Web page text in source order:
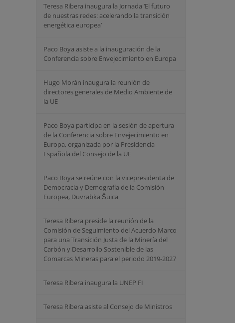
Teresa Ribera inaugura la Jornada ‘El futuro
de nuestras redes: acelerando la transición
energética europea’
Paco Boya asiste a la inauguración de la
Conferencia sobre Envejecimiento en Europa
Hugo Morán inaugura la reunión de
directores generales de Medio Ambiente de
la UE
Paco Boya participa en la sesión de apertura
de la Conferencia sobre Envejecimiento en
Europa, organizada por la Presidencia
Española del Consejo de la UE
Paco Boya se reúne con la vicepresidenta de
Democracia y Demografía de la Comisión
Europea, Duvrabka Šuica
Teresa Ribera preside la reunión de la
Comisión de Seguimiento del Acuerdo Marco
para una Transición Justa de la Minería del
Carbón y Desarrollo Sostenible de las
Comarcas Mineras para el periodo 2019-2027
Teresa Ribera inaugura la UNEP FI
Teresa Ribera asiste al Consejo de Ministros